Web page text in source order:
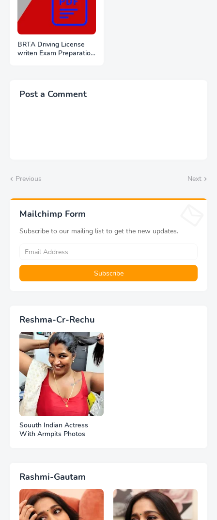
BRTA Driving License
writen Exam Preparation
Post a Comment
Previous Next
Mailchimp Form
Subscribe to our mailing list to get the new updates.
Reshma-Cr-Rechu
Souuth Indian Actress
With Armpits Photos
Rashmi-Gautam